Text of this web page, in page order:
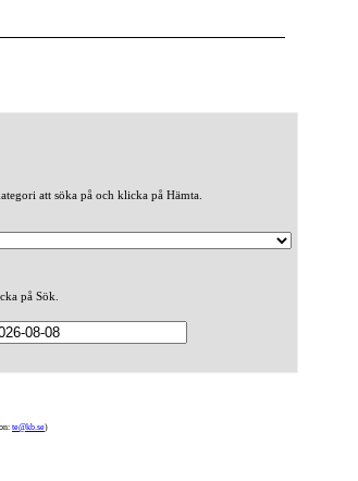
att söka på och klicka på Hämta.
på Sök.
te@kb.se)